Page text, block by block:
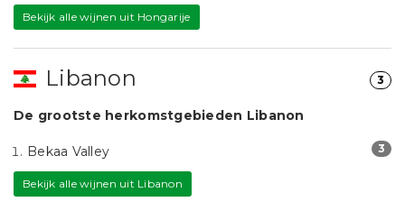
Bekijk alle wijnen uit Hongarije
3
Libanon
De grootste herkomstgebieden Libanon
Bekaa Valley 3
Bekijk alle wijnen uit Libanon